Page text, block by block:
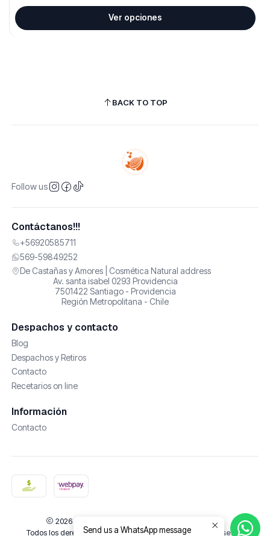
Ver opciones
BACK TO TOP
Follow us
Contáctanos!!!
+56920585711
569-59849252
De Castañas y Amores | Cosmética Natural address
Av. santa isabel 0293 Providencia
7501422 Santiago - Providencia
Región Metropolitana - Chile
Despachos y contacto
Blog
Despachos y Retiros
Contacto
Recetarios on line
Información
Contacto
2026 De Castañas y Amores | Cosmética Natural.
Todos los derechos reservados.Desarrollado por Jumpseller.
Send us a WhatsApp message